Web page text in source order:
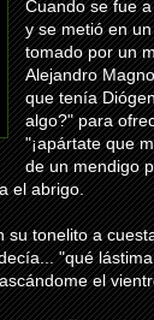
Cuando se fue
y se metió en
tomado por un
Alejandro
que tenía
algo?" para
"¡apártate que
de un mendigo
el abrigo.
tonelito a
"qué
el